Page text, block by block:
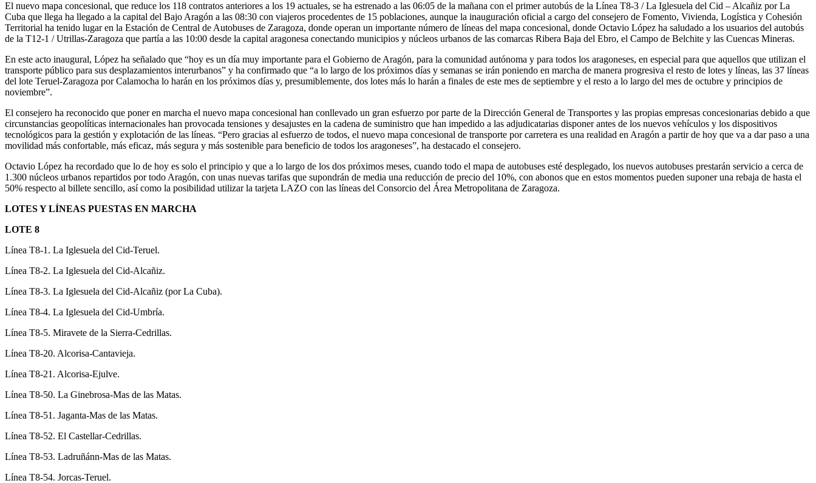
El nuevo mapa concesional, que reduce los 118 contratos anteriores a los 19 actuales, se ha estrenado a las 06:05 de la mañana con el primer autobús de la Línea T8-3 / La Iglesuela del Cid – Alcañiz por La
Cuba que llega ha llegado a la capital del Bajo Aragón a las 08:30 con viajeros procedentes de 15 poblaciones, aunque la inauguración oficial a cargo del consejero de Fomento, Vivienda, Logística y Cohesión
Territorial ha tenido lugar en la Estación de Central de Autobuses de Zaragoza, donde operan un importante número de líneas del mapa concesional, donde Octavio López ha saludado a los usuarios del autobús
de la T12-1 / Utrillas-Zaragoza que partía a las 10:00 desde la capital aragonesa conectando municipios y núcleos urbanos de las comarcas Ribera Baja del Ebro, el Campo de Belchite y las Cuencas Mineras.
En este acto inaugural, López ha señalado que “hoy es un día muy importante para el Gobierno de Aragón, para la comunidad autónoma y para todos los aragoneses, en especial para que aquellos que utilizan el
transporte público para sus desplazamientos interurbanos” y ha confirmado que “a lo largo de los próximos días y semanas se irán poniendo en marcha de manera progresiva el resto de lotes y líneas, las 37 líneas
del lote Teruel-Zaragoza por Calamocha lo harán en los próximos días y, presumiblemente, dos lotes más lo harán a finales de este mes de septiembre y el resto a lo largo del mes de octubre y principios de
noviembre”.
El consejero ha reconocido que poner en marcha el nuevo mapa concesional han conllevado un gran esfuerzo por parte de la Dirección General de Transportes y las propias empresas concesionarias debido a que
circunstancias geopolíticas internacionales han provocada tensiones y desajustes en la cadena de suministro que han impedido a las adjudicatarias disponer antes de los nuevos vehículos y los dispositivos
tecnológicos para la gestión y explotación de las líneas. “Pero gracias al esfuerzo de todos, el nuevo mapa concesional de transporte por carretera es una realidad en Aragón a partir de hoy que va a dar paso a una
movilidad más confortable, más eficaz, más segura y más sostenible para beneficio de todos los aragoneses”, ha destacado el consejero.
Octavio López ha recordado que lo de hoy es solo el principio y que a lo largo de los dos próximos meses, cuando todo el mapa de autobuses esté desplegado, los nuevos autobuses prestarán servicio a cerca de
1.300 núcleos urbanos repartidos por todo Aragón, con unas nuevas tarifas que supondrán de media una reducción de precio del 10%, con abonos que en estos momentos pueden suponer una rebaja de hasta el
50% respecto al billete sencillo, así como la posibilidad utilizar la tarjeta LAZO con las líneas del Consorcio del Área Metropolitana de Zaragoza.
LOTES Y LÍNEAS PUESTAS EN MARCHA
LOTE 8
Línea T8-1. La Iglesuela del Cid-Teruel.
Línea T8-2. La Iglesuela del Cid-Alcañiz.
Línea T8-3. La Iglesuela del Cid-Alcañiz (por La Cuba).
Línea T8-4. La Iglesuela del Cid-Umbría.
Línea T8-5. Miravete de la Sierra-Cedrillas.
Línea T8-20. Alcorisa-Cantavieja.
Línea T8-21. Alcorisa-Ejulve.
Línea T8-50. La Ginebrosa-Mas de las Matas.
Línea T8-51. Jaganta-Mas de las Matas.
Línea T8-52. El Castellar-Cedrillas.
Línea T8-53. Ladruñánn-Mas de las Matas.
Línea T8-54. Jorcas-Teruel.